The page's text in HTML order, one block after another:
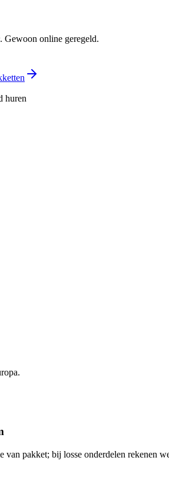
. Gewoon online geregeld.
huren
pakket; bij losse onderdelen rekenen